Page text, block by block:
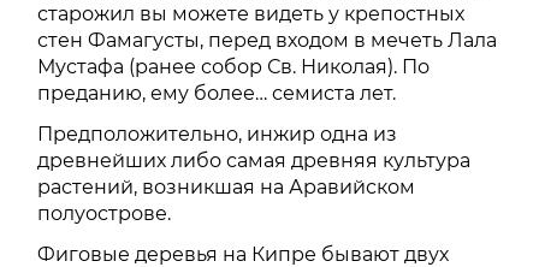
старожил вы можете видеть у крепостных
стен Фамагусты, перед входом в мечеть Лала
Мустафа (ранее собор Св. Николая). По
преданию, ему более… семиста лет.
Предположительно, инжир одна из
древнейших либо самая древняя культура
растений, возникшая на Аравийском
полуострове.
Фиговые деревья на Кипре бывают двух